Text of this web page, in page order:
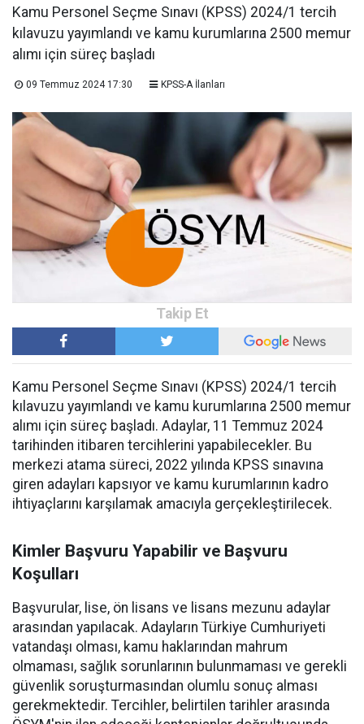
Kamu Personel Seçme Sınavı (KPSS) 2024/1 tercih
kılavuzu yayımlandı ve kamu kurumlarına 2500 memur
alımı için süreç başladı
09 Temmuz 2024 17:30 KPSS-A İlanları
Kamu Personel Seçme Sınavı (KPSS) 2024/1 tercih
kılavuzu yayımlandı ve kamu kurumlarına 2500 memur
alımı için süreç başladı. Adaylar, 11 Temmuz 2024
tarihinden itibaren tercihlerini yapabilecekler. Bu
merkezi atama süreci, 2022 yılında KPSS sınavına
giren adayları kapsıyor ve kamu kurumlarının kadro
ihtiyaçlarını karşılamak amacıyla gerçekleştirilecek.
Kimler Başvuru Yapabilir ve Başvuru
Koşulları
Başvurular, lise, ön lisans ve lisans mezunu adaylar
arasından yapılacak. Adayların Türkiye Cumhuriyeti
vatandaşı olması, kamu haklarından mahrum
olmaması, sağlık sorunlarının bulunmaması ve gerekli
güvenlik soruşturmasından olumlu sonuç alması
gerekmektedir. Tercihler, belirtilen tarihler arasında